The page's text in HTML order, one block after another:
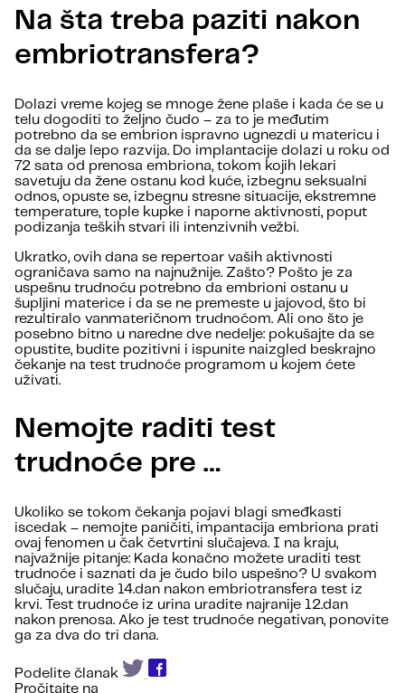
Na šta treba paziti nakon
embriotransfera?
Dolazi vreme kojeg se mnoge žene plaše i kada će se u
telu dogoditi to željno čudo – za to je međutim
potrebno da se embrion ispravno ugnezdi u matericu i
da se dalje lepo razvija. Do implantacije dolazi u roku od
72 sata od prenosa embriona, tokom kojih lekari
savetuju da žene ostanu kod kuće, izbegnu seksualni
odnos, opuste se, izbegnu stresne situacije, ekstremne
temperature, tople kupke i naporne aktivnosti, poput
podizanja teških stvari ili intenzivnih vežbi.
Ukratko, ovih dana se repertoar vaših aktivnosti
ograničava samo na najnužnije. Zašto? Pošto je za
uspešnu trudnoću potrebno da embrioni ostanu u
šupljini materice i da se ne premeste u jajovod, što bi
rezultiralo vanmateričnom trudnoćom. Ali ono što je
posebno bitno u naredne dve nedelje: pokušajte da se
opustite, budite pozitivni i ispunite naizgled beskrajno
čekanje na test trudnoće programom u kojem ćete
uživati.
Nemojte raditi test
trudnoće pre …
Ukoliko se tokom čekanja pojavi blagi smeđkasti
iscedak – nemojte paničiti, impantacija embriona prati
ovaj fenomen u čak četvrtini slučajeva. I na kraju,
najvažnije pitanje: Kada konačno možete uraditi test
trudnoće i saznati da je čudo bilo uspešno? U svakom
slučaju, uradite 14.dan nakon embriotransfera test iz
krvi. Test trudnoće iz urina uradite najranije 12.dan
nakon prenosa. Ako je test trudnoće negativan, ponovite
ga za dva do tri dana.
Podelite članak
Pročitajte na